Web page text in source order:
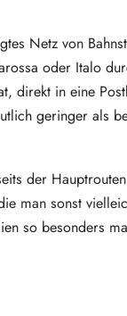
Netz von
oder Italo
direkt in eine
geringer als
der
man sonst
so besonders